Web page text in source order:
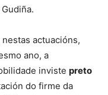
actuacións,
ano, a
inviste preto
do firme da